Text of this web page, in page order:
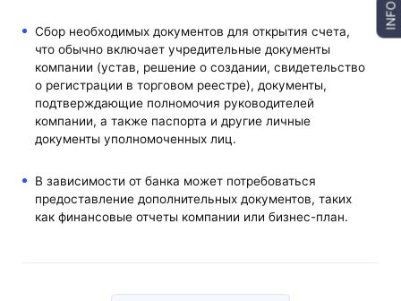
Сбор необходимых документов для открытия счета,
что обычно включает учредительные документы
компании (устав, решение о создании, свидетельство
о регистрации в торговом реестре), документы,
подтверждающие полномочия руководителей
компании, а также паспорта и другие личные
документы уполномоченных лиц.
В зависимости от банка может потребоваться
предоставление дополнительных документов, таких
как финансовые отчеты компании или бизнес-план.
INFO